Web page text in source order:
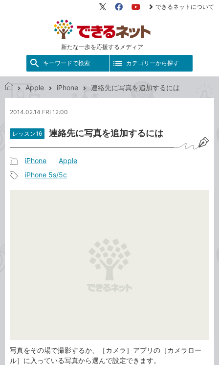
新たな一歩を応援するメディア
X（旧
FacebookYouTube
できるネットについて
キーワードで検索 カテゴリーから探す
る
ッ
ト
Apple iPhone 連絡先に写真を追加するには
2014.02.14 FRI 12:00
レッスン16 連絡先に写真を追加するには
事
カ
iPhone Apple
iPhone 5s/5c
写真をその場で撮影するか、［カメラ］アプリの［カメラロー
ル］に入っている写真から選んで設定できます。